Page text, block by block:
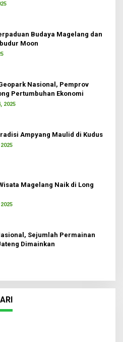
Budaya Magelang dan
Moon
Nasional, Pemprov
Pertumbuhan Ekonomi
2025
Ampyang Maulid di Kudus
Magelang Naik di Long
Sejumlah Permainan
Dimainkan